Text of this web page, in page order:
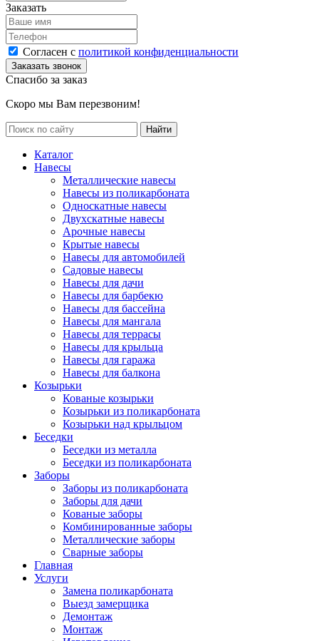
Заказать
Согласен с политикой конфиденциальности
Спасибо за заказ
Скоро мы Вам перезвоним!
Каталог
Навесы
Металлические навесы
Навесы из поликарбоната
Односкатные навесы
Двухскатные навесы
Арочные навесы
Крытые навесы
Навесы для автомобилей
Садовые навесы
Навесы для дачи
Навесы для барбекю
Навесы для бассейна
Навесы для мангала
Навесы для террасы
Навесы для крыльца
Навесы для гаража
Навесы для балкона
Козырьки
Кованые козырьки
Козырьки из поликарбоната
Козырьки над крыльцом
Беседки
Беседки из металла
Беседки из поликарбоната
Заборы
Заборы из поликарбоната
Заборы для дачи
Кованые заборы
Комбинированные заборы
Металлические заборы
Сварные заборы
Главная
Услуги
Замена поликарбоната
Выезд замерщика
Демонтаж
Монтаж